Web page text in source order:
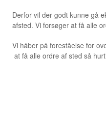
Derfor vil der godt kunne gå
afsted. Vi forsøger at få alle
Vi håber på foreståelse for
at få alle ordre af sted så